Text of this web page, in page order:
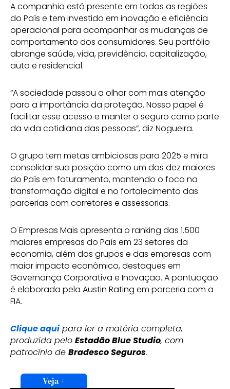
A companhia está presente em todas as regiões
do País e tem investido em inovação e eficiência
operacional para acompanhar as mudanças de
comportamento dos consumidores. Seu portfólio
abrange saúde, vida, previdência, capitalização,
auto e residencial.
“A sociedade passou a olhar com mais atenção
para a importância da proteção. Nosso papel é
facilitar esse acesso e manter o seguro como parte
da vida cotidiana das pessoas”, diz Nogueira.
O grupo tem metas ambiciosas para 2025 e mira
consolidar sua posição como um dos dez maiores
do País em faturamento, mantendo o foco na
transformação digital e no fortalecimento das
parcerias com corretores e assessorias.
O Empresas Mais apresenta o ranking das 1.500
maiores empresas do País em 23 setores da
economia, além dos grupos e das empresas com
maior impacto econômico, destaques em
Governança Corporativa e Inovação. A pontuação
é elaborada pela Austin Rating em parceria com a
FIA.
Clique aquipara ler a matéria completa,
produzida pelo Estadão Blue Studio, com
patrocínio de Bradesco Seguros.
Veja +